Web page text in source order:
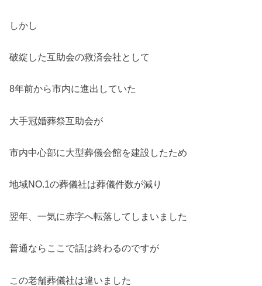
しかし
破綻した互助会の救済会社として
8年前から市内に進出していた
大手冠婚葬祭互助会が
市内中心部に大型葬儀会館を建設したため
地域NO.1の葬儀社は葬儀件数が減り
翌年、一気に赤字へ転落してしまいました
普通ならここで話は終わるのですが
この老舗葬儀社は違いました